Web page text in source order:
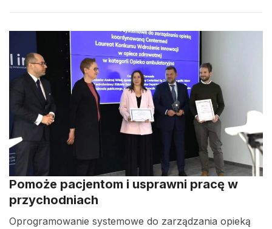
Pomoże pacjentom i usprawni pracę w
przychodniach
Oprogramowanie systemowe do zarządzania opieką